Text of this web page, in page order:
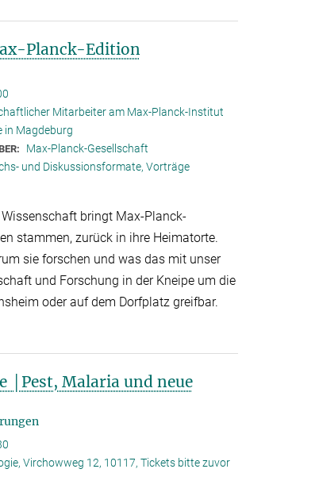
Planck-Edition
Mitarbeiter am Max-Planck-Institut
in Magdeburg
Max-Planck-Gesellschaft
und Diskussionsformate, Vorträge
bringt Max-Planck-
stammen, zurück in ihre Heimatorte.
sie forschen und was das mit unser
und Forschung in der Kneipe um die
oder auf dem Dorfplatz greifbar.
│Pest, Malaria und neue
Virchowweg 12, 10117, Tickets bitte zuvor